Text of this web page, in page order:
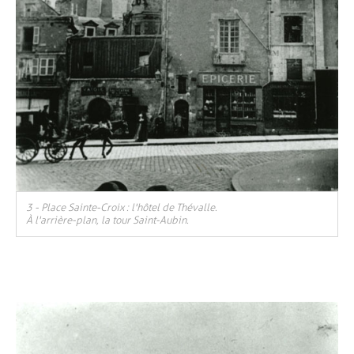
3 - Place Sainte-Croix : l'hôtel de Thévalle.
À l'arrière-plan, la tour Saint-Aubin.